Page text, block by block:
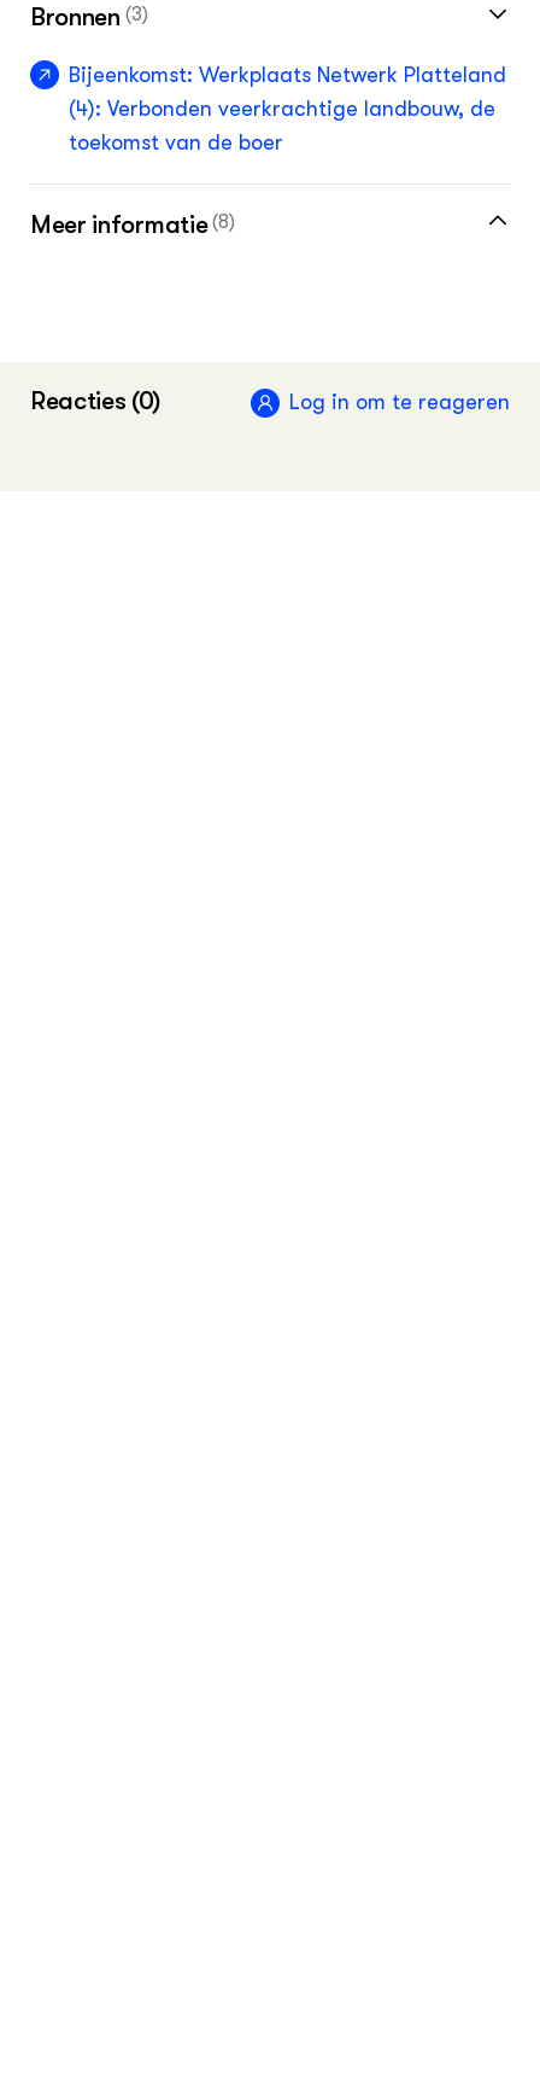
Bronnen (3)
Bijeenkomst: Werkplaats Netwerk Platteland
(4): Verbonden veerkrachtige landbouw, de
toekomst van de boer
Meer informatie (8)
Reacties (0) Log in om te reageren